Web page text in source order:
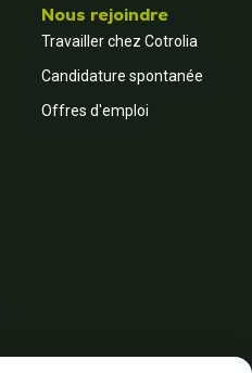
Nous rejoindre
Travailler chez Cotrolia
Candidature spontanée
Offres d'emploi